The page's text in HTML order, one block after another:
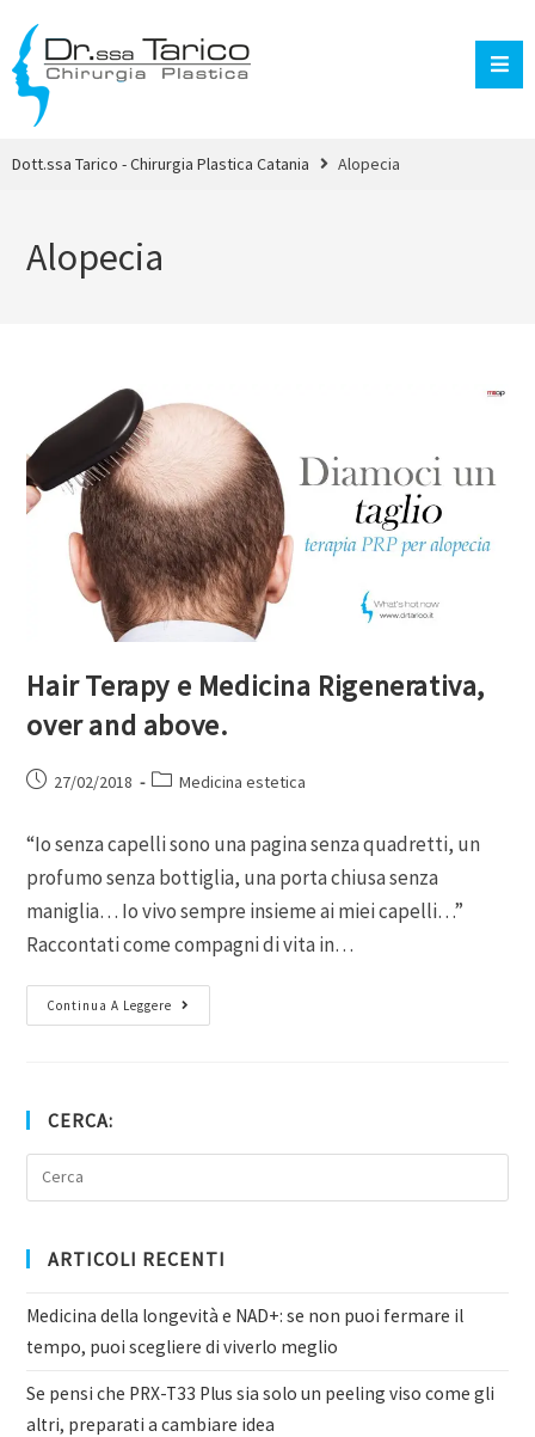
Dott.ssa Tarico - Chirurgia Plastica Catania Alopecia
Alopecia
Hair Terapy e Medicina Rigenerativa,
over and above.
27/02/2018 Medicina estetica
“Io senza capelli sono una pagina senza quadretti, un
profumo senza bottiglia, una porta chiusa senza
maniglia… Io vivo sempre insieme ai miei capelli…”
Raccontati come compagni di vita in…
Continua A Leggere
CERCA:
ARTICOLI RECENTI
Medicina della longevità e NAD+: se non puoi fermare il
tempo, puoi scegliere di viverlo meglio
Se pensi che PRX-T33 Plus sia solo un peeling viso come gli
altri, preparati a cambiare idea